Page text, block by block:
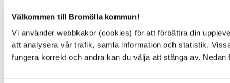
Välkommen till Bromölla kommun!
Vi använder webbkakor (cookies) för att förbättra din
att analysera vår trafik, samla information och statistik.
fungera korrekt och andra kan du välja att stänga av. Nedan
Felanmälan
Visselblåsarfunktion
Blankettsamling
E-tjänster